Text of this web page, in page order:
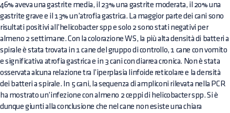
46% aveva una gastrite media, il 23% una gastrite moderata, il 20% una
gastrite grave e il 13% un’atrofia gastrica. La maggior parte dei cani sono
risultati positivi all’helicobacter spp e solo 2 sono stati negativi per
almeno 2 settimane. Con la colorazione WS, la più alta densità di batteri a
spirale è stata trovata in 1 cane del gruppo di controllo, 1 cane con vomito
e significativa atrofia gastrica e in 3 cani con diarrea cronica. Non è stata
osservata alcuna relazione tra l’iperplasia linfoide reticolare e la densità
dei batteri a spirale. In 5 cani, la sequenza di ampliconi rilevata nella PCR
ha mostrato un’infezione con almeno 2 ceppi di helicobacter spp. Si è
dunque giunti alla conclusione che nel cane non esiste una chiara